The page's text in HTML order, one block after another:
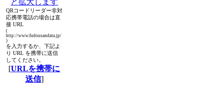
QRコードリーダー非対
応携帯電話の場合は直
接 URL
(
http://www.fudousandata.jp/
)
を入力するか、下記よ
り URL を携帯に送信
してください。
[URLを携帯に
送信]